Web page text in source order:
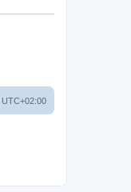
UTC+02:00